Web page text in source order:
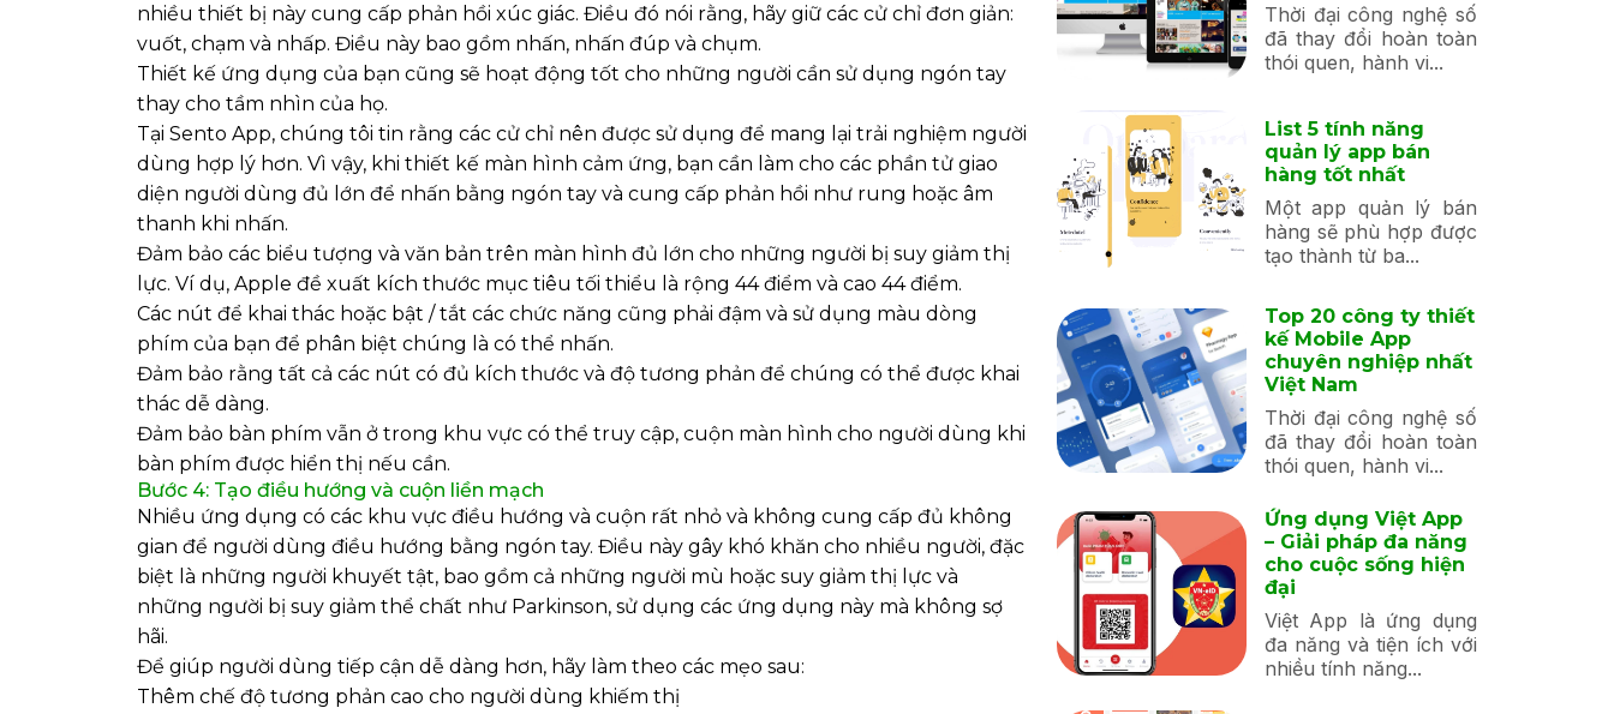
nhiều thiết bị này cung cấp phản hồi xúc giác. Điều đó nói rằng, hãy giữ các cử chỉ đơn giản:
vuốt, chạm và nhấp. Điều này bao gồm nhấn, nhấn đúp và chụm.
Thiết kế ứng dụng của bạn cũng sẽ hoạt động tốt cho những người cần sử dụng ngón tay
thay cho tầm nhìn của họ.
Tại Sento App, chúng tôi tin rằng các cử chỉ nên được sử dụng để mang lại trải nghiệm người
dùng hợp lý hơn. Vì vậy, khi thiết kế màn hình cảm ứng, bạn cần làm cho các phần tử giao
diện người dùng đủ lớn để nhấn bằng ngón tay và cung cấp phản hồi như rung hoặc âm
thanh khi nhấn.
Đảm bảo các biểu tượng và văn bản trên màn hình đủ lớn cho những người bị suy giảm thị
lực. Ví dụ, Apple đề xuất kích thước mục tiêu tối thiểu là rộng 44 điểm và cao 44 điểm.
Các nút để khai thác hoặc bật / tắt các chức năng cũng phải đậm và sử dụng màu dòng
phím của bạn để phân biệt chúng là có thể nhấn.
Đảm bảo rằng tất cả các nút có đủ kích thước và độ tương phản để chúng có thể được khai
thác dễ dàng.
Đảm bảo bàn phím vẫn ở trong khu vực có thể truy cập, cuộn màn hình cho người dùng khi
bàn phím được hiển thị nếu cần.
Bước 4: Tạo điều hướng và cuộn liền mạch
Nhiều ứng dụng có các khu vực điều hướng và cuộn rất nhỏ và không cung cấp đủ không
gian để người dùng điều hướng bằng ngón tay. Điều này gây khó khăn cho nhiều người, đặc
biệt là những người khuyết tật, bao gồm cả những người mù hoặc suy giảm thị lực và
những người bị suy giảm thể chất như Parkinson, sử dụng các ứng dụng này mà không sợ
hãi.
Để giúp người dùng tiếp cận dễ dàng hơn, hãy làm theo các mẹo sau:
Thêm chế độ tương phản cao cho người dùng khiếm thị
Thời đại công nghệ số
đã thay đổi hoàn toàn
thói quen, hành vi...
List 5 tính năng
quản lý app bán
hàng tốt nhất
Một app quản lý bán
hàng sẽ phù hợp được
tạo thành từ ba...
Top 20 công ty thiết
kế Mobile App
chuyên nghiệp nhất
Việt Nam
Thời đại công nghệ số
đã thay đổi hoàn toàn
thói quen, hành vi...
Ứng dụng Việt App
– Giải pháp đa năng
cho cuộc sống hiện
đại
Việt App là ứng dụng
đa năng và tiện ích với
nhiều tính năng...